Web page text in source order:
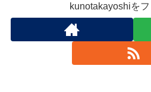
kunotakayoshiを